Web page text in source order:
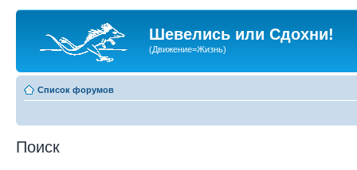
Шевелись или Сдохни!
(Движение=Жизнь)
Список форумов
Поиск